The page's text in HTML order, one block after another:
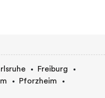
Freiburg
Pforzheim